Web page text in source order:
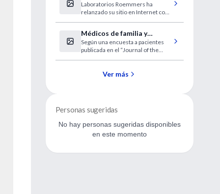
lanzó su nuevo sitio web
Laboratorios Roemmers ha
relanzado su sitio en Internet con
Médicos de familia y
cirujanos ante las malas
noticias
Según una encuesta a pacientes
publicada en el “Journal of the
mejor las malas noticias que los
Ver más
Personas sugeridas
No hay personas sugeridas disponibles
en este momento